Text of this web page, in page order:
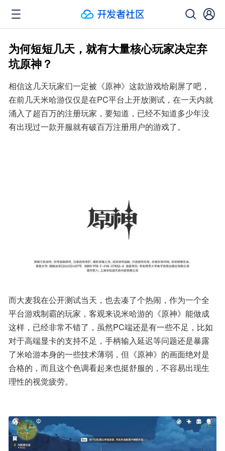
为何短短几天，就有大量核心玩家决定弃
坑原神？
相信这几天玩家们一定被《原神》这款游戏给刷屏了吧，
在前几天米哈游仅仅是在PC平台上开放测试，在一天内就
涌入了超百万的注册玩家，要知道，已经不知道多少年没
有出现过一款开服就有破百万注册用户的游戏了。
而大麦我在公开测试当天，也去凑了个热闹，作为一个全
平台游戏制霸的玩家，客观来说米哈游的《原神》能做成
这样，已经非常不错了，虽然PC端还是有一些不足，比如
对于高端显卡的支持不足，手柄输入延迟等问题还是暴露
了米哈游本身的一些技术薄弱，但《原神》的画面绝对是
合格的，而且这个色调看起来也挺舒服的，不容易出现生
理性的视觉疲劳。